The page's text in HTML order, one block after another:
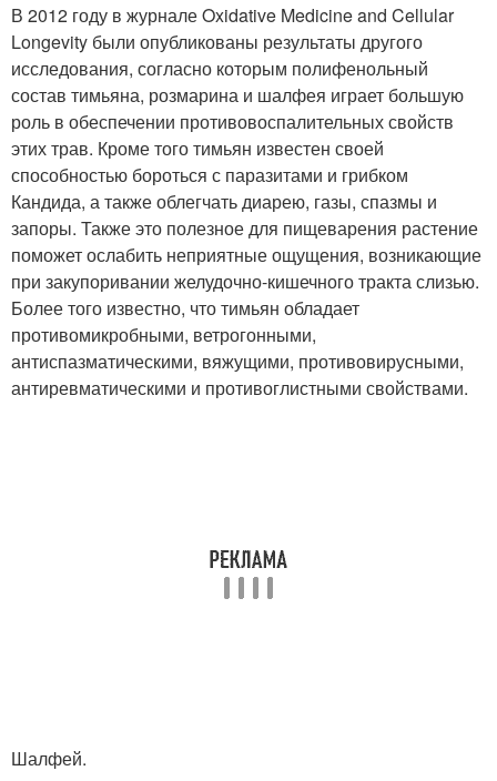
В 2012 году в журнале Oxidative Medicine and Cellular
Longevity были опубликованы результаты другого
исследования, согласно которым полифенольный
состав тимьяна, розмарина и шалфея играет большую
роль в обеспечении противовоспалительных свойств
этих трав. Кроме того тимьян известен своей
способностью бороться с паразитами и грибком
Кандида, а также облегчать диарею, газы, спазмы и
запоры. Также это полезное для пищеварения растение
поможет ослабить неприятные ощущения, возникающие
при закупоривании желудочно-кишечного тракта слизью.
Более того известно, что тимьян обладает
противомикробными, ветрогонными,
антиспазматическими, вяжущими, противовирусными,
антиревматическими и противоглистными свойствами.
Шалфей.